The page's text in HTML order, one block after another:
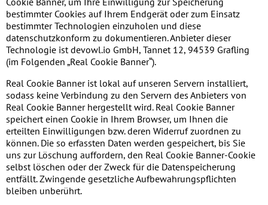
bestimmter Cookies auf Ihrem Endgerät oder zum Einsatz
bestimmter Technologien einzuholen und diese
datenschutzkonform zu dokumentieren. Anbieter dieser
Technologie ist devowl.io GmbH, Tannet 12, 94539 Grafling
(im Folgenden „Real Cookie Banner“).
Real Cookie Banner ist lokal auf unseren Servern installiert,
sodass keine Verbindung zu den Servern des Anbieters von
Real Cookie Banner hergestellt wird. Real Cookie Banner
speichert einen Cookie in Ihrem Browser, um Ihnen die
erteilten Einwilligungen bzw. deren Widerruf zuordnen zu
können. Die so erfassten Daten werden gespeichert, bis Sie
uns zur Löschung auffordern, den Real Cookie Banner-Cookie
selbst löschen oder der Zweck für die Datenspeicherung
entfällt. Zwingende gesetzliche Aufbewahrungspflichten
bleiben unberührt.